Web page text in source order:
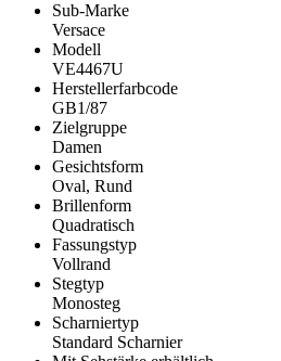
Sub-Marke
Versace
Modell
VE4467U
Herstellerfarbcode
GB1/87
Zielgruppe
Damen
Gesichtsform
Oval, Rund
Brillenform
Quadratisch
Fassungstyp
Vollrand
Stegtyp
Monosteg
Scharniertyp
Standard Scharnier